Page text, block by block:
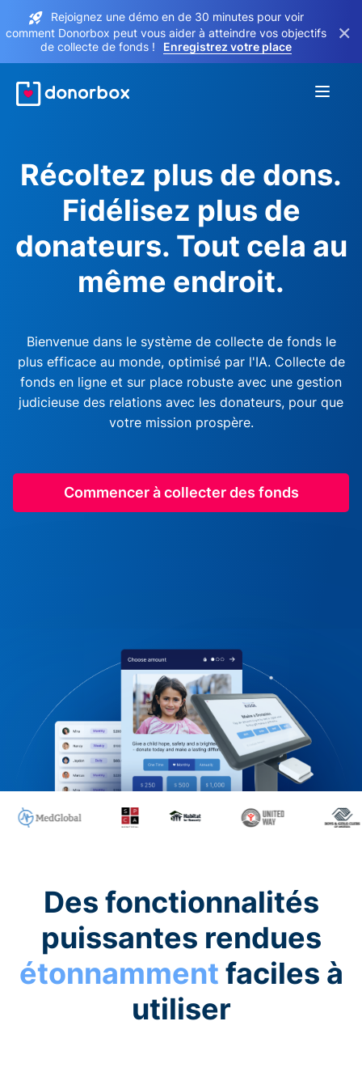
Rejoignez une démo en de 30 minutes pour voir
comment Donorbox peut vous aider à atteindre vos objectifs
de collecte de fonds !
Enregistrez votre place
×
Récoltez plus de dons.
Fidélisez plus de
donateurs. Tout cela au
même endroit.
Bienvenue dans le système de collecte de fonds le
plus efficace au monde, optimisé par l'IA. Collecte de
fonds en ligne et sur place robuste avec une gestion
judicieuse des relations avec les donateurs, pour que
votre mission prospère.
Commencer à collecter des fonds
Des fonctionnalités
puissantes rendues
étonnamment faciles à
utiliser